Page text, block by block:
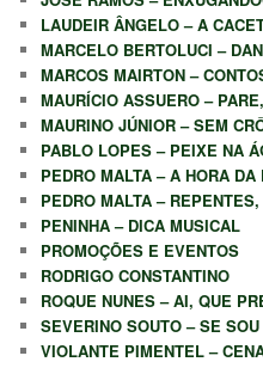
LAUDEIR ÂNGELO – A
MARCELO BERTOLUCI –
MARCOS MAIRTON –
MAURÍCIO ASSUERO –
MAURINO JÚNIOR – SEM
PABLO LOPES – PEIXE NA
PEDRO MALTA – A HORA DA
PEDRO MALTA –
PENINHA – DICA MUSICAL
PROMOÇÕES E EVENTOS
RODRIGO CONSTANTINO
ROQUE NUNES – AI, QUE
SEVERINO SOUTO – SE
VIOLANTE PIMENTEL –